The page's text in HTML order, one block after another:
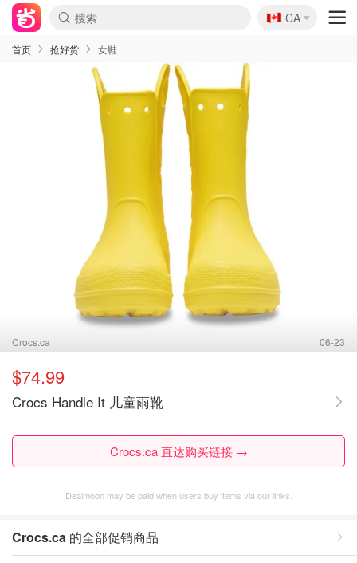
🇨🇦
CA
首页 抢好货 女鞋
Crocs.ca 06-23
$74.99
Crocs Handle It 儿童雨靴
Crocs.ca 直达购买链接 →
Dealmoon may be paid when users buy items via our links.
Crocs.ca 的全部促销商品